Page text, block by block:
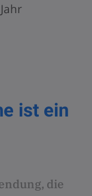
ist ein
die